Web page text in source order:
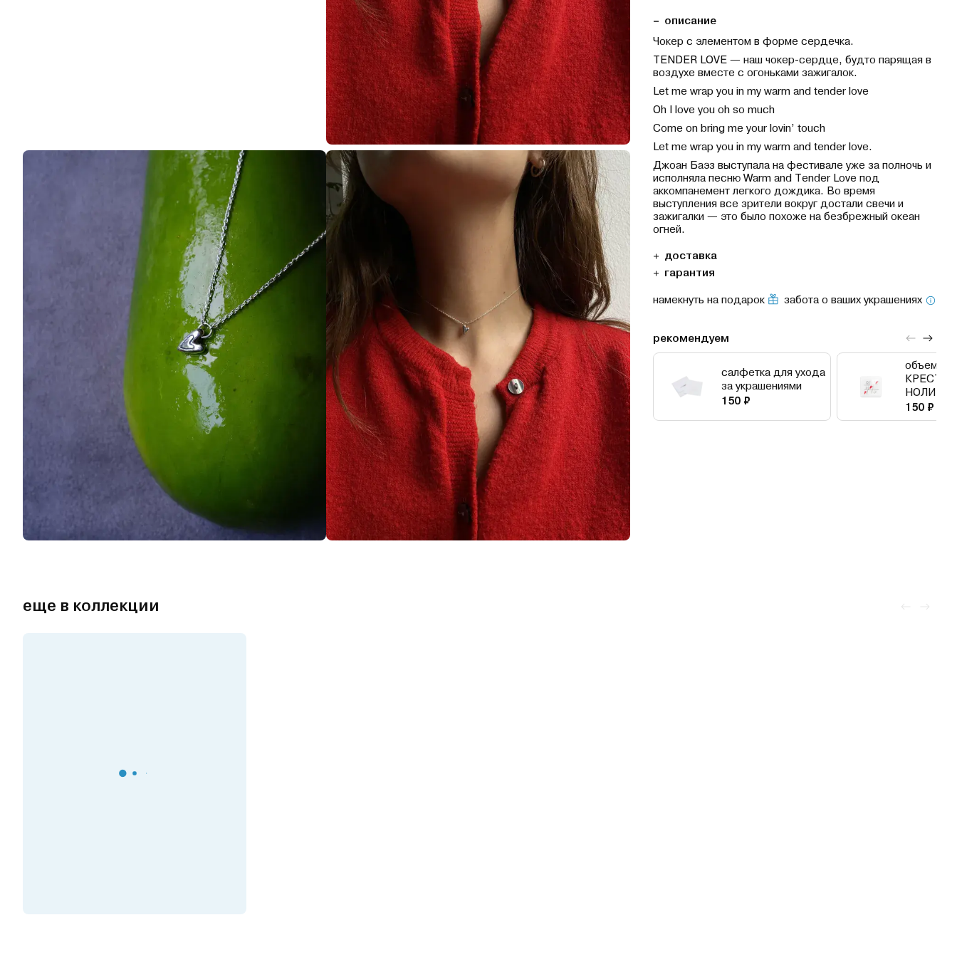
описание
Чокер с элементом в форме сердечка.
TENDER LOVE — наш чокер-сердце, будто парящая в
воздухе вместе с огоньками зажигалок.
Let me wrap you in my warm and tender love
Oh I love you oh so much
Come on bring me your lovin’ touch
Let me wrap you in my warm and tender love.
Джоан Баэз выступала на фестивале уже за полночь и
исполняла песню Warm and Tender Love под
аккомпанемент легкого дождика. Во время
выступления все зрители вокруг достали свечи и
зажигалки — это было похоже на безбрежный океан
огней.
доставка
гарантия
намекнуть на подарок
забота о ваших украшениях
рекомендуем
салфетка для ухода
за украшениями
150 ₽
НОЛИКИ
150 ₽
еще в коллекции